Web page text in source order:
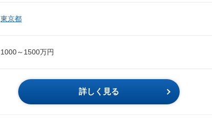
東京都
1000～1500万円
詳しく見る